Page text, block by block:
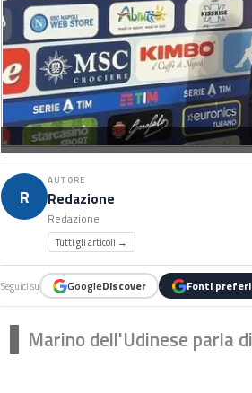
R
AUTORE
Redazione
Redazione
Tutti gli articoli →
Seguici su GoogleDiscover Fonti
Marino dell'Udinese parla